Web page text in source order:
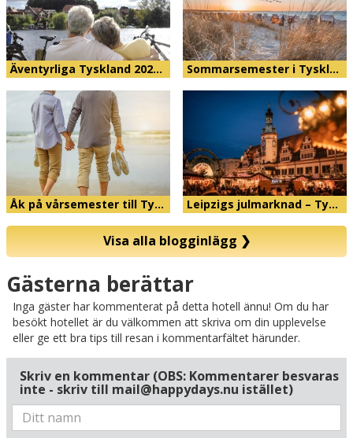
Äventyrliga Tyskland 202… Sommarsemester i Tyskl…
Åk på vårsemester till Ty… Leipzigs julmarknad – Ty…
Visa alla blogginlägg❯
Karta
Gästerna berättar
Inga gäster har kommenterat på detta hotell ännu! Om du har
besökt hotellet är du välkommen att skriva om din upplevelse
eller ge ett bra tips till resan i kommentarfältet härunder.
Skriv en kommentar (OBS: Kommentarer besvaras
inte - skriv till mail@happydays.nu istället)